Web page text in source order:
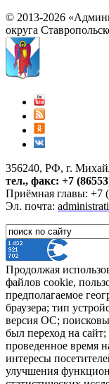
© 2013-2026
округа
356240, РФ, г.
тел., факс: +7
Приёмная главы: +7
Эл. почта:
Продолжая
файлов cookie,
предполагаемое
браузера; тип
версия ОС;
был переход на
проведенное время
интересы
улучшения